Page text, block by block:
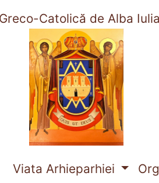
Catolică de Alba
Viata Arhieparhiei